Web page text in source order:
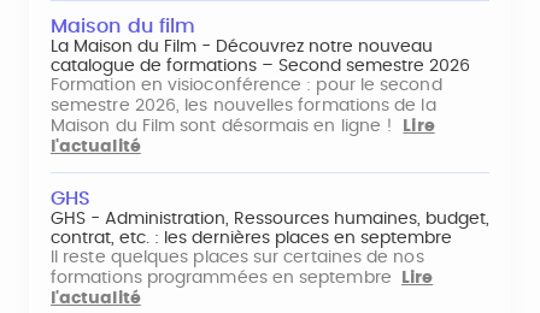
Maison du film
La Maison du Film - Découvrez notre nouveau
catalogue de formations – Second semestre 2026
Formation en visioconférence : pour le second
semestre 2026, les nouvelles formations de la
Maison du Film sont désormais en ligne !
Lire
l'actualité
GHS
GHS - Administration, Ressources humaines, budget,
contrat, etc. : les dernières places en septembre
Il reste quelques places sur certaines de nos
formations programmées en septembre
Lire
l'actualité